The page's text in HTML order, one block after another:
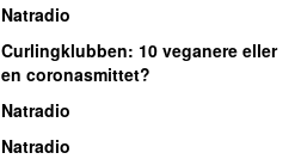
Natradio
Curlingklubben: 10 veganere eller
en coronasmittet?
Natradio
Natradio